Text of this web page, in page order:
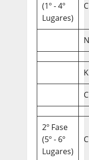
(1º - 4º
Lugares)
2º Fase
(5º - 6º
Lugares)